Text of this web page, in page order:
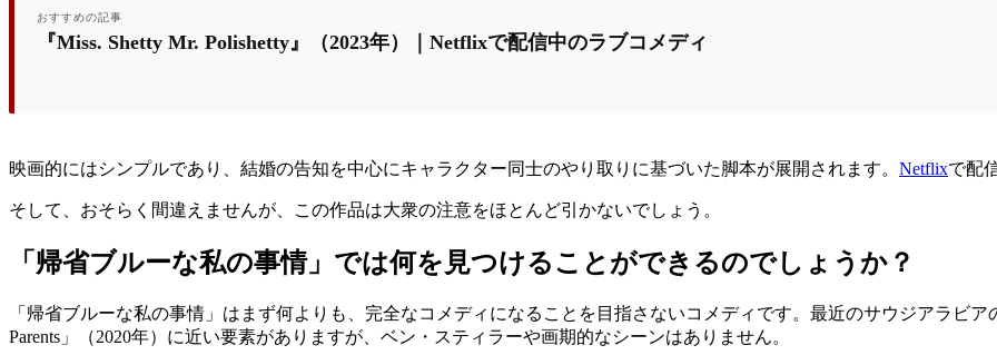
おすすめの記事
『Miss. Shetty Mr. Polishetty』（2023年）｜Netflixで配信中のラブコメディ
映画的にはシンプルであり、結婚の告知を中心にキャラクター同士のやり取りに基づいた脚本が展開されます。 Netflixで配
そして、おそらく間違えませんが、この作品は大衆の注意をほとんど引かないでしょう。
「帰省ブルーな私の事情」では何を見つけることができるのでしょうか？
「帰省ブルーな私の事情」はまず何よりも、完全なコメディになることを目指さないコメディです。最近のサウジアラビ
Parents」（2020年）に近い要素がありますが、ベン・スティラーや画期的なシーンはありません。